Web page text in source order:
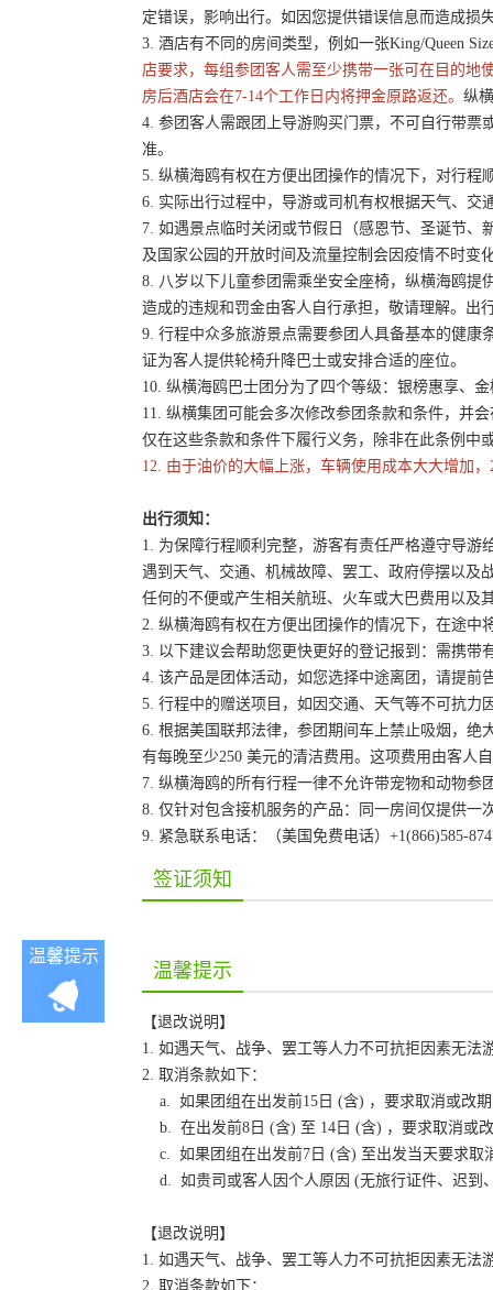
定错误，影响出行。如因您提供错误信息而造成损
3. 酒店有不同的房间类型，例如一张King/Queen
店要求，每组参团客人需至少携带一张可在目的地
房后酒店会在7-14个工作日内将押金原路返还。 纵
4. 参团客人需跟团上导游购买门票，不可自行带票
准。
5. 纵横海鸥有权在方便出团操作的情况下，对行
6. 实际出行过程中，导游或司机有权根据天气、
7. 如遇景点临时关闭或节假日（感恩节、圣诞节
及国家公园的开放时间及流量控制会因疫情不时变
8. 八岁以下儿童参团需乘坐安全座椅，纵横海鸥提
造成的违规和罚金由客人自行承担，敬请理解。出
9. 行程中众多旅游景点需要参团人具备基本的健
证为客人提供轮椅升降巴士或安排合适的座位。
10. 纵横海鸥巴士团分为了四个等级：银榜惠享、
11. 纵横集团可能会多次修改参团条款和条件，并
仅在这些条款和条件下履行义务，除非在此条例中
12. 由于油价的大幅上涨，车辆使用成本大大增加
出行须知：
1. 为保障行程顺利完整，游客有责任严格遵守导
遇到天气、交通、机械故障、罢工、政府停摆以及
任何的不便或产生相关航班、火车或大巴费用以及
2. 纵横海鸥有权在方便出团操作的情况下，在途
3. 以下建议会帮助您更快更好的登记报到：需携
4. 该产品是团体活动，如您选择中途离团，请提
5. 行程中的赠送项目，如因交通、天气等不可抗
6. 根据美国联邦法律，参团期间车上禁止吸烟，
有每晚至少250 美元的清洁费用。这项费用由客人
7. 纵横海鸥的所有行程一律不允许带宠物和动物参
8. 仅针对包含接机服务的产品：同一房间仅提供
9. 紧急联系电话：（美国免费电话）+1(866)585-
签证须知
温馨提示
温馨提示
【退改说明】
1. 如遇天气、战争、罢工等人力不可抗拒因素无
2. 取消条款如下：
a. 如果团组在出发前15日 (含) ，要求取消或改
b. 在出发前8日 (含) 至 14日 (含) ，要求取消或
c. 如果团组在出发前7日 (含) 至出发当天要求取
d. 如贵司或客人因个人原因 (无旅行证件、迟到
【退改说明】
1. 如遇天气、战争、罢工等人力不可抗拒因素无
2. 取消条款如下：